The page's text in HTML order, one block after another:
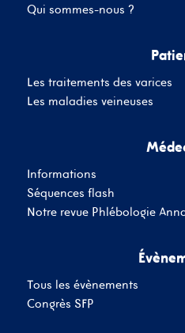
Qui sommes-nous ?
Les traitements des varices
Les maladies veineuses
Informations
Séquences flash
Notre revue Phlébologie
Tous les évènements
Congrès SFP
Se
SE
Inscrivez-